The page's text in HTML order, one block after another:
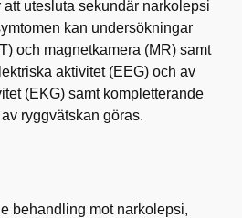
utesluta sekundär narkolepsi
kan undersökningar
och magnetkamera (MR) samt
aktivitet (EEG) och av
(EKG) samt kompletterande
ryggvätskan göras.
behandling mot narkolepsi,